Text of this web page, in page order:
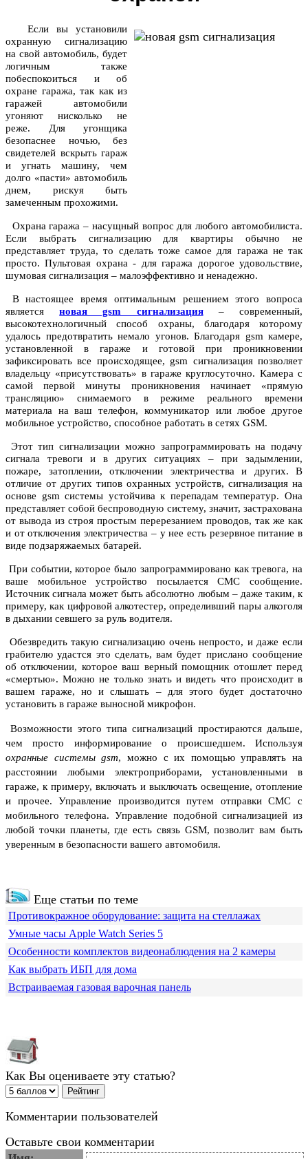
Если вы установили
охранную сигнализацию
на свой автомобиль, будет
логичным также
побеспокоиться и об
охране гаража, так как из
гаражей автомобили
угоняют нисколько не
реже. Для угонщика
безопаснее ночью, без
свидетелей вскрыть гараж
и угнать машину, чем
долго «пасти» автомобиль
днем, рискуя быть
замеченным прохожими.
Охрана гаража – насущный вопрос для любого автомобилиста.
Если выбрать сигнализацию для квартиры обычно не
представляет труда, то сделать тоже самое для гаража не так
просто. Пультовая охрана - для гаража дорогое удовольствие,
шумовая сигнализация – малоэффективно и ненадежно.
В настоящее время оптимальным решением этого вопроса
являетсяновая gsm сигнализация– современный,
высокотехнологичный способ охраны, благодаря которому
удалось предотвратить немало угонов. Благодаря gsm камере,
установленной в гараже и готовой при проникновении
зафиксировать все происходящее, gsm сигнализация позволяет
владельцу «присутствовать» в гараже круглосуточно. Камера с
самой первой минуты проникновения начинает «прямую
трансляцию» снимаемого в режиме реального времени
материала на ваш телефон, коммуникатор или любое другое
мобильное устройство, способное работать в сетях GSM.
Этот тип сигнализации можно запрограммировать на подачу
сигнала тревоги и в других ситуациях – при задымлении,
пожаре, затоплении, отключении электричества и других. В
отличие от других типов охранных устройств, сигнализация на
основе gsm системы устойчива к перепадам температур. Она
представляет собой беспроводную систему, значит, застрахована
от вывода из строя простым перерезанием проводов, так же как
и от отключения электричества – у нее есть резервное питание в
виде подзаряжаемых батарей.
При событии, которое было запрограммировано как тревога, на
ваше мобильное устройство посылается СМС сообщение.
Источник сигнала может быть абсолютно любым – даже таким, к
примеру, как цифровой алкотестер, определивший пары алкоголя
в дыхании севшего за руль водителя.
Обезвредить такую сигнализацию очень непросто, и даже если
грабителю удастся это сделать, вам будет прислано сообщение
об отключении, которое ваш верный помощник отошлет перед
«смертью». Можно не только знать и видеть что происходит в
вашем гараже, но и слышать – для этого будет достаточно
установить в гараже выносной микрофон.
Возможности этого типа сигнализаций простираются дальше,
чем просто информирование о происшедшем. Используя
охранные системы gsm, можно с их помощью управлять на
расстоянии любыми электроприборами, установленными в
гараже, к примеру, включать и выключать освещение, отопление
и прочее. Управление производится путем отправки СМС с
мобильного телефона. Управление подобной сигнализацией из
любой точки планеты, где есть связь GSM, позволит вам быть
уверенным в безопасности вашего автомобиля.
Еще статьи по теме
Противокражное оборудование: защита на стеллажах
Умные часы Apple Watch Series 5
Особенности комплектов видеонаблюдения на 2 камеры
Как выбрать ИБП для дома
Встраиваемая газовая варочная панель
Как Вы оцениваете эту статью?
Комментарии пользователей
Оставьте свои комментарии